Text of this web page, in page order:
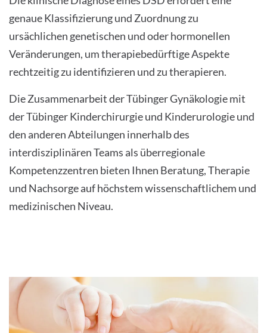
genaue Klassifizierung und Zuordnung zu
ursächlichen genetischen und oder hormonellen
Veränderungen, um therapiebedürftige Aspekte
rechtzeitig zu identifizieren und zu therapieren.
Die Zusammenarbeit der Tübinger Gynäkologie mit
der Tübinger Kinderchirurgie und Kinderurologie und
den anderen Abteilungen innerhalb des
interdisziplinären Teams als überregionale
Kompetenzzentren bieten Ihnen Beratung, Therapie
und Nachsorge auf höchstem wissenschaftlichem und
medizinischen Niveau.